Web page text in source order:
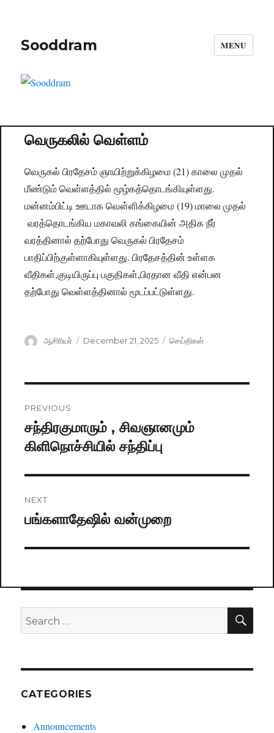
Sooddram MENU
வெருகலில் வௌ்ளம்
வெருகல் பிரதேசம் ஞாயிற்றுக்கிழமை (21) காலை முதல்
மீண்டும் வெள்ளத்தில் மூழ்கத்தொடங்கியுள்ளது.
மன்னம்பிட்டி ஊடாக வௌ்ளிக்கிழமை (19) மாலை முதல்
வரத்தொடங்கிய மகாவலி கங்கையின் அதிக நீர்
வரத்தினால் தற்போது வெருகல் பிரதேசம்
பாதிப்பிற்குள்ளாகியுள்ளது. பிரதேசத்தின் உள்ளக
வீதிகள்,குடியிருப்பு பகுதிகள்,பிரதான வீதி என்பன
தற்போது வெள்ளத்தினால் மூடப்பட்டுள்ளது.
Author
ஆசிரியர்
Posted
December 21, 2025 Categories
செய்திகள்
navigation
PREVIOUS
Previous
post:
சந்திரகுமாரும் , சிவஞானமும்
கிளிநொச்சியில் சந்திப்பு
NEXT
Next
பங்களாதேஷில் வன்முறை
Search
for:
CATEGORIES
Announcements